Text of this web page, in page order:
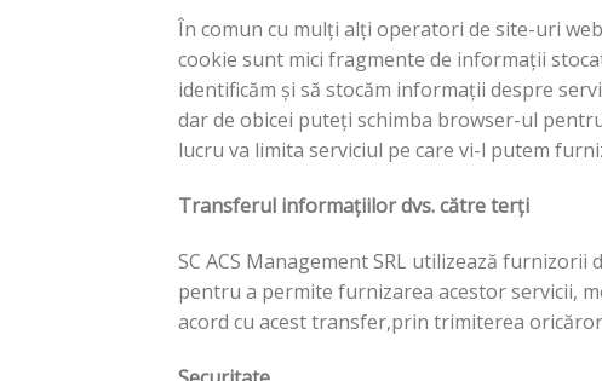
În comun cu mulți alți operatori de site-uri
cookie sunt mici fragmente de informații
identificăm și să stocăm informații despre
dar de obicei puteți schimba browser-ul
lucru va limita serviciul pe care vi-l putem
Transferul informațiilor dvs. către terți
SC ACS Management SRL utilizează
pentru a permite furnizarea acestor servicii,
acord cu acest transfer,prin trimiterea